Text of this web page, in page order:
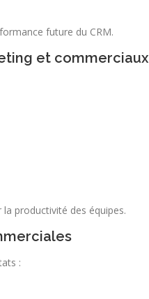
future du CRM.
et commerciaux
la productivité des équipes.
: